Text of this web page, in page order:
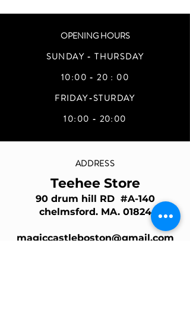
OPENING HOURS
SUNDAY - THURSDAY
10:00 - 20 : 00
FRIDAY-STURDAY
10:00 - 20:00
ADDRESS
Teehee Store
90 drum hill RD #A-140
chelmsford. MA. 01824
magiccastleboston@gmail.com